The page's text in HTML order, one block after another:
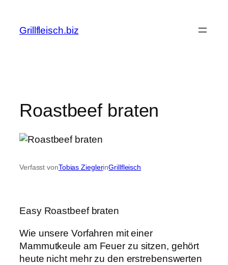
springen
Grillfleisch.biz
Roastbeef braten
Verfasst vonTobias ZieglerinGrillfleisch
Easy Roastbeef braten
Wie unsere Vorfahren mit einer
Mammutkeule am Feuer zu sitzen, gehört
heute nicht mehr zu den erstrebenswerten